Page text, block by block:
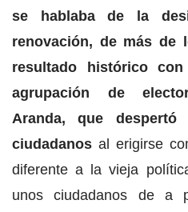
se hablaba de la
renovación, de más de
resultado histórico
agrupación de
Aranda, que
ciudadanos al erigirse
diferente a la vieja
unos ciudadanos de a